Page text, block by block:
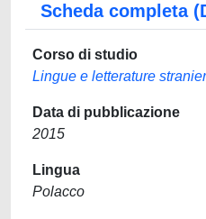
Scheda completa
Corso di studio
Lingue e letterature
Data di pubblicazione
2015
Lingua
Polacco